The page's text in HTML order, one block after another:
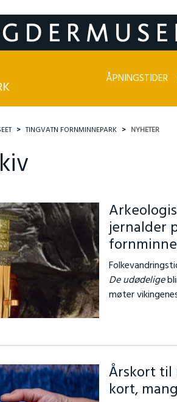
ÅPNINGSTIDER
TINGVATN FORNMINNEPARK NYHETER
jernalder
De udødelige
møter
Årskort til
kort,